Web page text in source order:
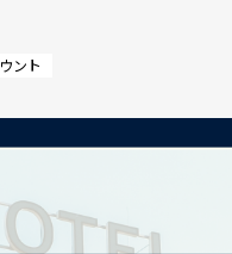
ント